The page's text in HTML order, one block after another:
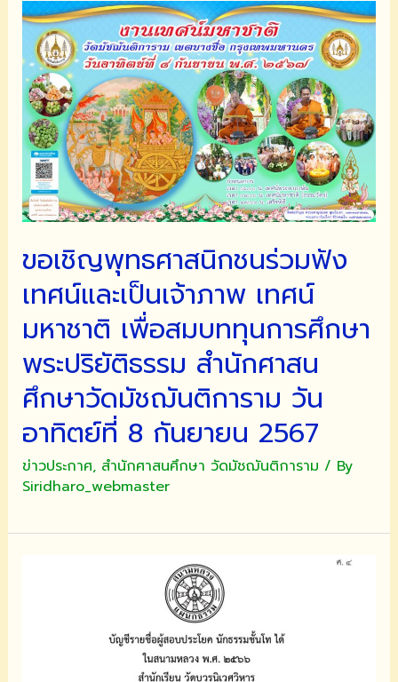
ร่วม
ฟัง
เทศน์
และ
เป็น
เจ้า
ภาพ
เทศน์
มหาชาติ
สืบสาน
และ
ศรัทธา
แก่
พุทธศาสนิกชน
ให้
ตระหนัก
ถึง
คุณค่า
ใน
การ
ขอเชิญพุทธศาสนิกชนร่วมฟัง
เทศน์และเป็นเจ้าภาพ เทศน์
มหาชาติ เพื่อสมบททุนการศึกษา
พระปริยัติธรรม สำนักศาสน
ศึกษาวัดมัชฌันติการาม วัน
อาทิตย์ที่ 8 กันยายน 2567
ข่าวประกาศ, สำนักศาสนศึกษา วัดมัชฌันติการาม / By
Siridharo_webmaster